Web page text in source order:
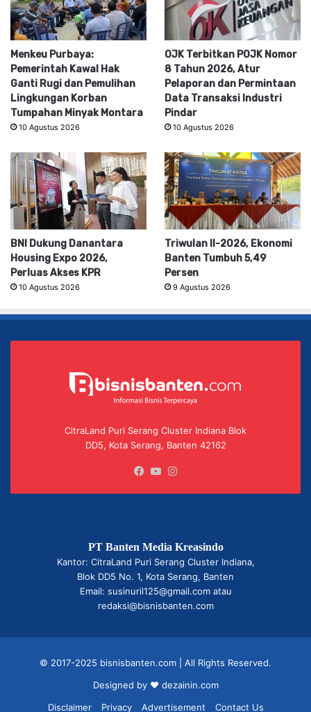
Menkeu Purbaya:
Pemerintah Kawal Hak
Ganti Rugi dan Pemulihan
Lingkungan Korban
Tumpahan Minyak Montara
10 Agustus 2026
OJK Terbitkan POJK Nomor
8 Tahun 2026, Atur
Pelaporan dan Permintaan
Data Transaksi Industri
Pindar
10 Agustus 2026
BNI Dukung Danantara
Housing Expo 2026,
Perluas Akses KPR
10 Agustus 2026
Triwulan II-2026, Ekonomi
Banten Tumbuh 5,49
Persen
9 Agustus 2026
CitraLand Puri Serang Cluster Indiana Blok
DD5, Kota Serang, Banten 42162
Facebook
YouTube
PT Banten Media Kreasindo
Kantor: CitraLand Puri Serang Cluster Indiana,
Blok DD5 No. 1, Kota Serang, Banten
Email: susinuril125@gmail.com atau
redaksi@bisnisbanten.com
© 2017-2025 bisnisbanten.com | All Rights Reserved.
Designed by ❤ dezainin.com
Disclaimer
Privacy Advertisement Contact Us